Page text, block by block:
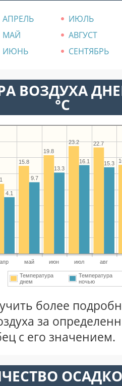
АПРЕЛЬ
ИЮЛЬ
МАЙ
АВГУСТ
ИЮНЬ СЕНТЯБРЬ
ВОЗДУХА
°C
апр май июн июл авг
22.7
23.2
19.8
15.8
15.3
16.1
13.3
9.7
4.1
Температура
днем
Температура
ночью
более
за
с его значением.